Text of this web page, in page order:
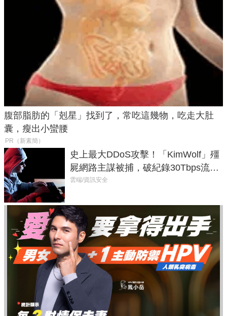
腹部脂肪的「剋星」找到了，常吃這幾物，吃走大肚
囊，瘦出小蠻腰
PR（新素簡）
史上最大DDoS攻擊！「KimWolf」殭
屍網路主謀被捕，破紀錄30Tbps流量
癱瘓全球！
雲端/資訊安全